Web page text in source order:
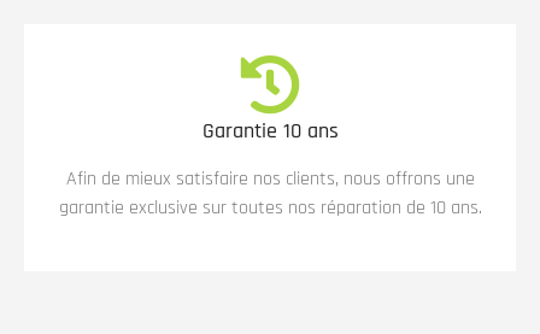
Garantie 10 ans
Afin de mieux satisfaire nos clients, nous offrons une
garantie exclusive sur toutes nos réparation de 10 ans.